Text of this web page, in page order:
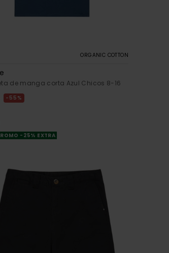
ORGANIC COTTON
de manga corta Azul Chicos 8-16
55%
-25% EXTRA